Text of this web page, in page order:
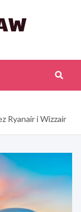
Ryanair i Wizzair